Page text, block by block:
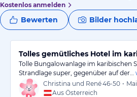
Kostenlos anmelden
Bewerten Bilder
Tolles gemütliches Hotel im
Tolle Bungalowanlage im karibischen
Strandlage super, gegenüber auf der…
Christina und René46-50 •
Aus Österreich